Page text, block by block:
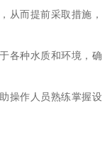
从而提前采取措施，
各种水质和环境，确
操作人员熟练掌握设